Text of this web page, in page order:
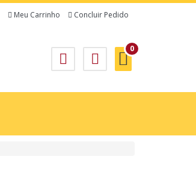
Meu Carrinho Concluir Pedido
0